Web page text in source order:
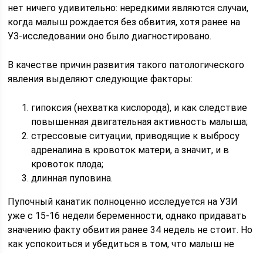
нет ничего удивительно: нередкими являются случаи,
когда малыш рождается без обвития, хотя ранее на
УЗ-исследовании оно было диагностировано.
В качестве причин развития такого патологического
явления выделяют следующие факторы:
гипоксия (нехватка кислорода), и как следствие
повышенная двигательная активность малыша;
стрессовые ситуации, приводящие к выбросу
адреналина в кровоток матери, а значит, и в
кровоток плода;
длинная пуповина.
Пупочный канатик полноценно исследуется на УЗИ
уже с 15-16 недели беременности, однако придавать
значению факту обвития ранее 34 недель не стоит. Но
как успокоиться и убедиться в том, что малыш не